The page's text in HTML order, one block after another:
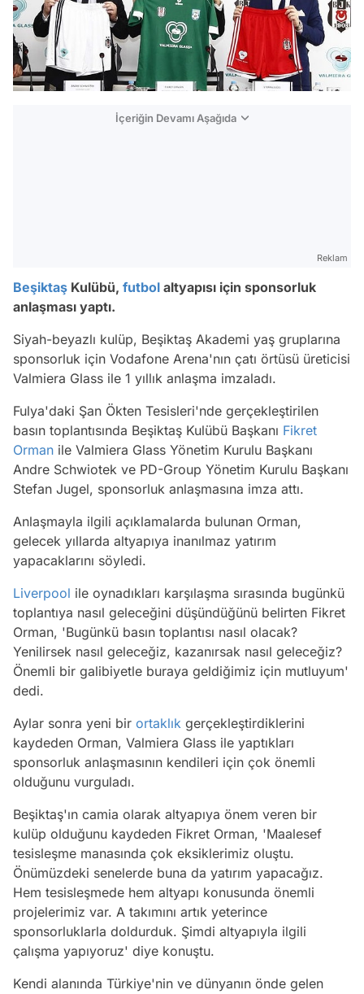
İçeriğin Devamı Aşağıda
Reklam
Beşiktaş Kulübü, futbol altyapısı için sponsorluk
anlaşması yaptı.
Siyah-beyazlı kulüp, Beşiktaş Akademi yaş gruplarına
sponsorluk için Vodafone Arena'nın çatı örtüsü üreticisi
Valmiera Glass ile 1 yıllık anlaşma imzaladı.
Fulya'daki Şan Ökten Tesisleri'nde gerçekleştirilen
basın toplantısında Beşiktaş Kulübü Başkanı Fikret
Orman ile Valmiera Glass Yönetim Kurulu Başkanı
Andre Schwiotek ve PD-Group Yönetim Kurulu Başkanı
Stefan Jugel, sponsorluk anlaşmasına imza attı.
Anlaşmayla ilgili açıklamalarda bulunan Orman,
gelecek yıllarda altyapıya inanılmaz yatırım
yapacaklarını söyledi.
Liverpool ile oynadıkları karşılaşma sırasında bugünkü
toplantıya nasıl geleceğini düşündüğünü belirten Fikret
Orman, 'Bugünkü basın toplantısı nasıl olacak?
Yenilirsek nasıl geleceğiz, kazanırsak nasıl geleceğiz?
Önemli bir galibiyetle buraya geldiğimiz için mutluyum'
dedi.
Aylar sonra yeni bir ortaklık gerçekleştirdiklerini
kaydeden Orman, Valmiera Glass ile yaptıkları
sponsorluk anlaşmasının kendileri için çok önemli
olduğunu vurguladı.
Beşiktaş'ın camia olarak altyapıya önem veren bir
kulüp olduğunu kaydeden Fikret Orman, 'Maalesef
tesisleşme manasında çok eksiklerimiz oluştu.
Önümüzdeki senelerde buna da yatırım yapacağız.
Hem tesisleşmede hem altyapı konusunda önemli
projelerimiz var. A takımını artık yeterince
sponsorluklarla doldurduk. Şimdi altyapıyla ilgili
çalışma yapıyoruz' diye konuştu.
Kendi alanında Türkiye'nin ve dünyanın önde gelen